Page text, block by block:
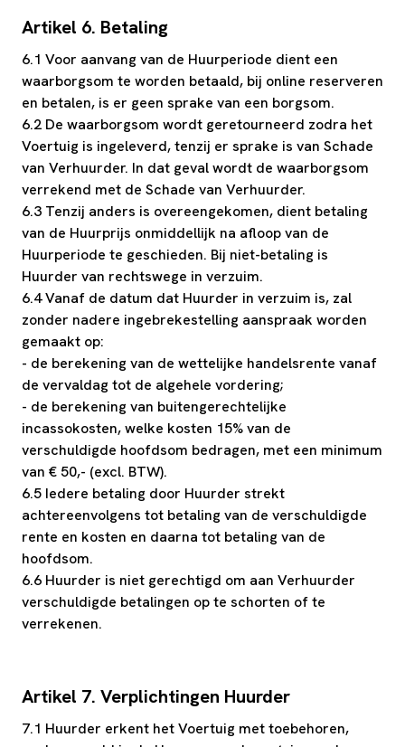
Artikel 6. Betaling
6.1 Voor aanvang van de Huurperiode dient een
waarborgsom te worden betaald, bij online reserveren
en betalen, is er geen sprake van een borgsom.
6.2 De waarborgsom wordt geretourneerd zodra het
Voertuig is ingeleverd, tenzij er sprake is van Schade
van Verhuurder. In dat geval wordt de waarborgsom
verrekend met de Schade van Verhuurder.
6.3 Tenzij anders is overeengekomen, dient betaling
van de Huurprijs onmiddellijk na afloop van de
Huurperiode te geschieden. Bij niet-betaling is
Huurder van rechtswege in verzuim.
6.4 Vanaf de datum dat Huurder in verzuim is, zal
zonder nadere ingebrekestelling aanspraak worden
gemaakt op:
- de berekening van de wettelijke handelsrente vanaf
de vervaldag tot de algehele vordering;
- de berekening van buitengerechtelijke
incassokosten, welke kosten 15% van de
verschuldigde hoofdsom bedragen, met een minimum
van € 50,- (excl. BTW).
6.5 Iedere betaling door Huurder strekt
achtereenvolgens tot betaling van de verschuldigde
rente en kosten en daarna tot betaling van de
hoofdsom.
6.6 Huurder is niet gerechtigd om aan Verhuurder
verschuldigde betalingen op te schorten of te
verrekenen.
Artikel 7. Verplichtingen Huurder
7.1 Huurder erkent het Voertuig met toebehoren,